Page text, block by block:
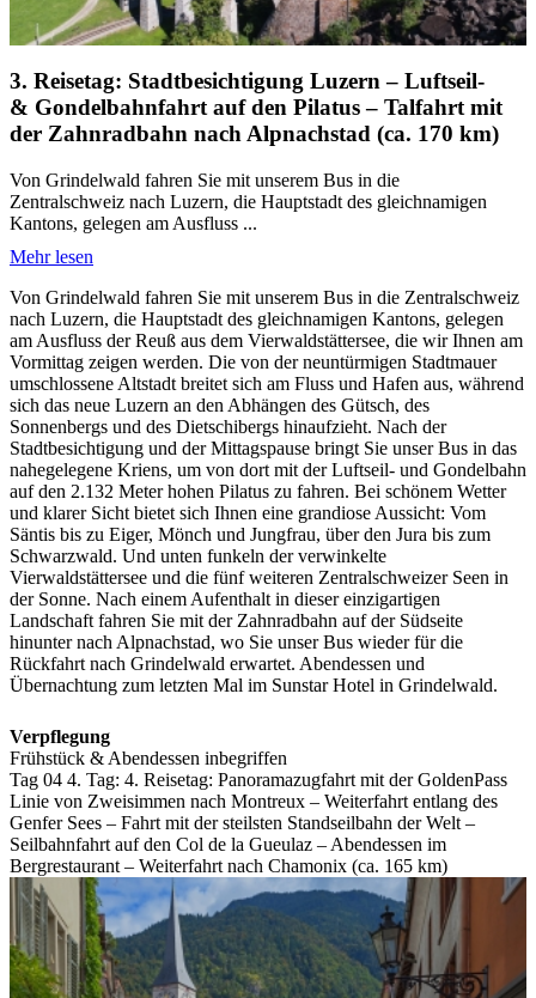
3. Reisetag: Stadtbesichtigung Luzern – Luftseil-
& Gondelbahnfahrt auf den Pilatus – Talfahrt mit
der Zahnradbahn nach Alpnachstad (ca. 170 km)
Von Grindelwald fahren Sie mit unserem Bus in die
Zentralschweiz nach Luzern, die Hauptstadt des gleichnamigen
Kantons, gelegen am Ausfluss ...
Mehr lesen
Von Grindelwald fahren Sie mit unserem Bus in die Zentralschweiz
nach Luzern, die Hauptstadt des gleichnamigen Kantons, gelegen
am Ausfluss der Reuß aus dem Vierwaldstättersee, die wir Ihnen am
Vormittag zeigen werden. Die von der neuntürmigen Stadtmauer
umschlossene Altstadt breitet sich am Fluss und Hafen aus, während
sich das neue Luzern an den Abhängen des Gütsch, des
Sonnenbergs und des Dietschibergs hinaufzieht. Nach der
Stadtbesichtigung und der Mittagspause bringt Sie unser Bus in das
nahegelegene Kriens, um von dort mit der Luftseil- und Gondelbahn
auf den 2.132 Meter hohen Pilatus zu fahren. Bei schönem Wetter
und klarer Sicht bietet sich Ihnen eine grandiose Aussicht: Vom
Säntis bis zu Eiger, Mönch und Jungfrau, über den Jura bis zum
Schwarzwald. Und unten funkeln der verwinkelte
Vierwaldstättersee und die fünf weiteren Zentralschweizer Seen in
der Sonne. Nach einem Aufenthalt in dieser einzigartigen
Landschaft fahren Sie mit der Zahnradbahn auf der Südseite
hinunter nach Alpnachstad, wo Sie unser Bus wieder für die
Rückfahrt nach Grindelwald erwartet. Abendessen und
Übernachtung zum letzten Mal im Sunstar Hotel in Grindelwald.
Verpflegung
Frühstück & Abendessen inbegriffen
Tag 04 4. Tag: 4. Reisetag: Panoramazugfahrt mit der GoldenPass
Linie von Zweisimmen nach Montreux – Weiterfahrt entlang des
Genfer Sees – Fahrt mit der steilsten Standseilbahn der Welt –
Seilbahnfahrt auf den Col de la Gueulaz – Abendessen im
Bergrestaurant – Weiterfahrt nach Chamonix (ca. 165 km)